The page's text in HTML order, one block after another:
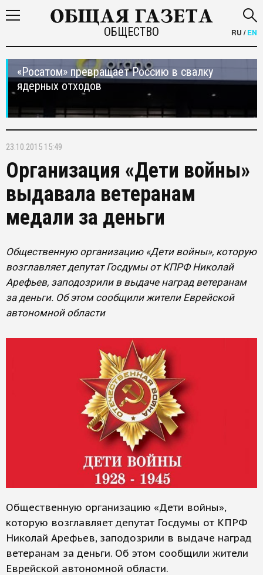
ОБЩЕСТВО RU /EN
«Росатом» превращает Россию в свалку
ядерных отходов
23.10.2015 15:49
Организация «Дети войны»
выдавала ветеранам
медали за деньги
Общественную организацию «Дети войны», которую
возглавляет депутат Госдумы от КПРФ Николай
Арефьев, заподозрили в выдаче наград ветеранам
за деньги. Об этом сообщили жители Еврейской
автономной области
Общественную организацию «Дети войны»,
которую возглавляет депутат Госдумы от КПРФ
Николай Арефьев, заподозрили в выдаче наград
ветеранам за деньги. Об этом сообщили жители
Еврейской автономной области.